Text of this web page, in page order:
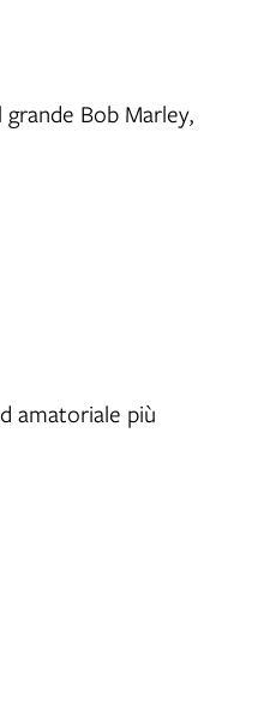
Bob Marley,
amatoriale più